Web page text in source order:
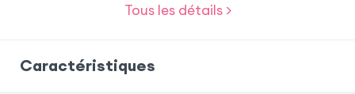
Tous les détails >
Caractéristiques